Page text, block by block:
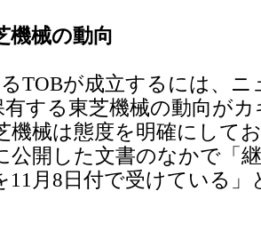
機械の動向
TOBが成立するには、ニ
有する東芝機械の動向が
機械は態度を明確にして
公開した文書のなかで「
11月8日付で受けている